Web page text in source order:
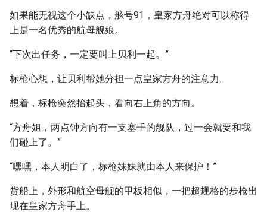
如果能无视这个小缺点，舷号91，皇家方舟绝对可以称得
上是一名优秀的航母舰娘。
“下次出任务，一定要叫上贝利一起。”
标枪心想，让贝利帮她分担一点皇家方舟的注意力。
想着，标枪突然抬起头，看向右上角的方向。
“方舟姐，两点钟方向有一支塞壬的舰队，过一会就要和我
们碰上了。”
“嘿嘿，本人明白了，标枪妹妹就由本人来保护！”
货船上，外形和航空母舰的甲板相似，一把超规格的步枪出
现在皇家方舟手上。